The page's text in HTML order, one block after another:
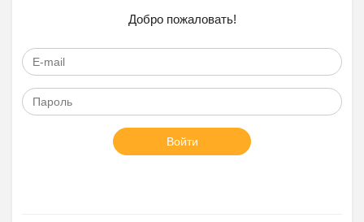
Добро пожаловать!
Войти